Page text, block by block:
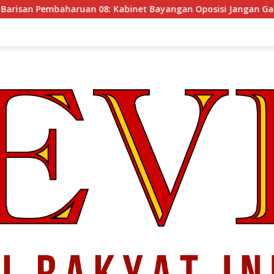
08: Kabinet Bayangan Oposisi Jangan Ganggu Stabilitas